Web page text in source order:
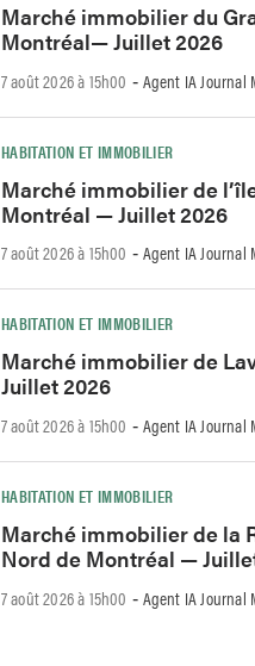
Marché immobilier du
Montréal— Juillet 2026
7 août 2026 à 15h00 - Agent IA Journal
HABITATION ET IMMOBILIER
Marché immobilier de
Montréal — Juillet 2026
7 août 2026 à 15h00 - Agent IA Journal
HABITATION ET IMMOBILIER
Marché immobilier de
Juillet 2026
7 août 2026 à 15h00 - Agent IA Journal
HABITATION ET IMMOBILIER
Marché immobilier de la
Nord de Montréal —
7 août 2026 à 15h00 - Agent IA Journal